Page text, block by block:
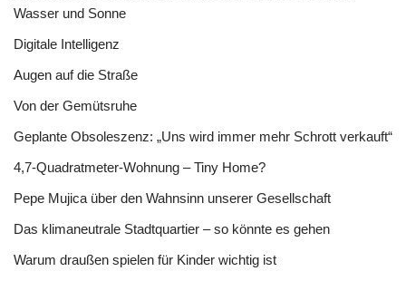
Wasser und Sonne
Digitale Intelligenz
Augen auf die Straße
Von der Gemütsruhe
Geplante Obsoleszenz: „Uns wird immer mehr Schrott verkauft“
4,7-Quadratmeter-Wohnung – Tiny Home?
Pepe Mujica über den Wahnsinn unserer Gesellschaft
Das klimaneutrale Stadtquartier – so könnte es gehen
Warum draußen spielen für Kinder wichtig ist